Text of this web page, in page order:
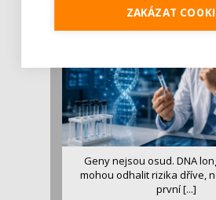
Geny nejsou osud. DNA
mohou odhalit rizika dříve,
první [...]
ZAKÁZAT